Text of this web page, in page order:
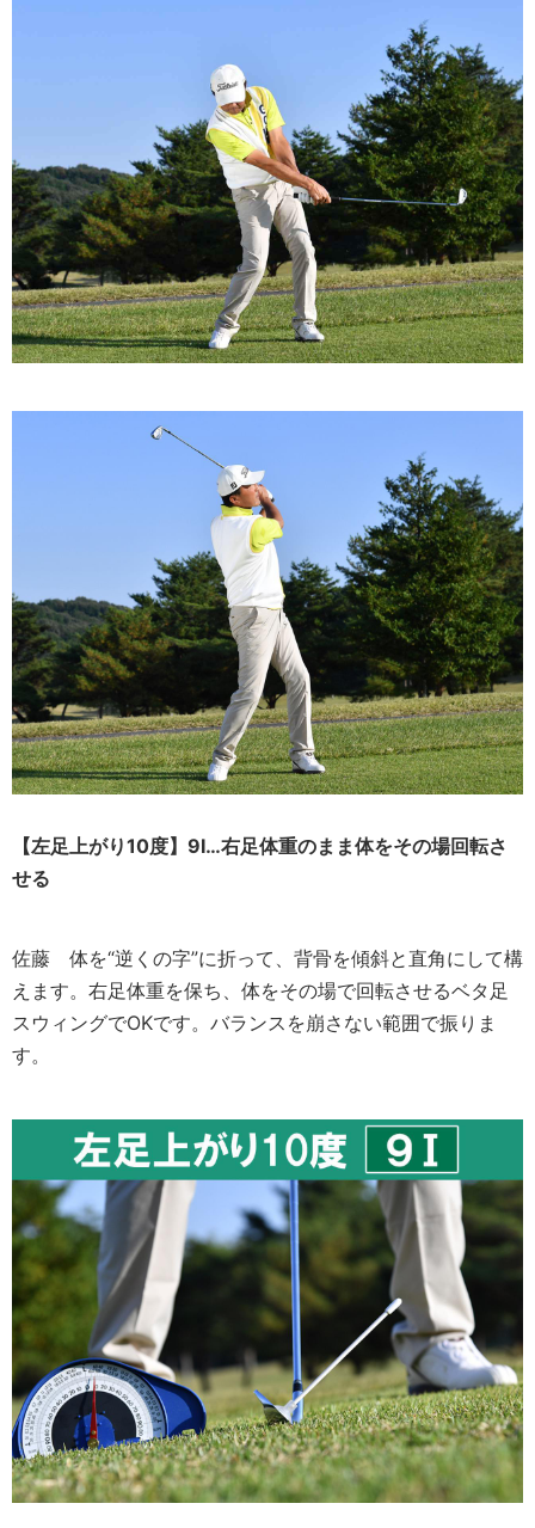
【左足上がり10度】9I…右足体重のまま体をその場回転さ
せる
佐藤 体を“逆くの字”に折って、背骨を傾斜と直角にして構
えます。右足体重を保ち、体をその場で回転させるベタ足
スウィングでOKです。バランスを崩さない範囲で振りま
す。